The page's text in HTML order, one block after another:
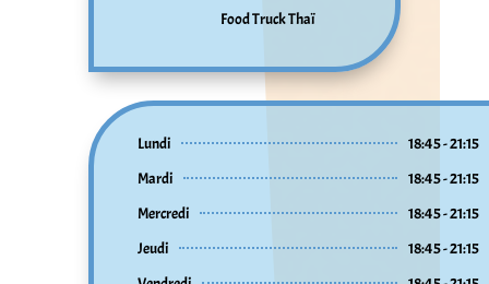
Food Truck Thaï
Lundi
18:45 - 21:15
Mardi
18:45 - 21:15
Mercredi
18:45 - 21:15
Jeudi
18:45 - 21:15